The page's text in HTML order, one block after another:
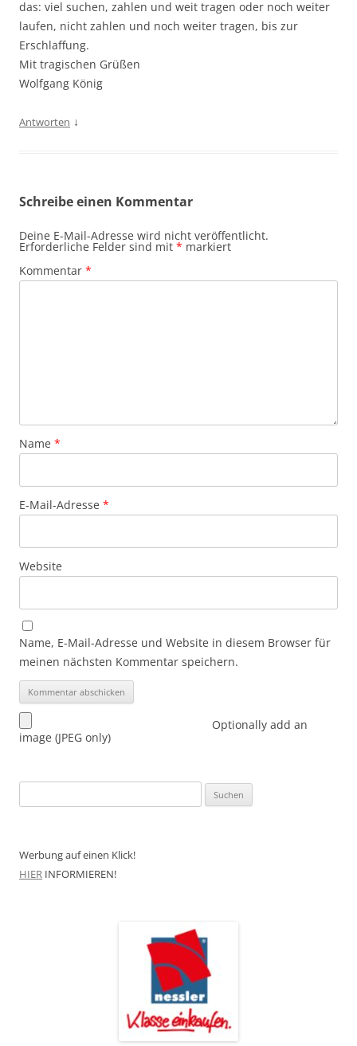
das: viel suchen, zahlen und weit tragen oder noch weiter
laufen, nicht zahlen und noch weiter tragen, bis zur
Erschlaffung.
Mit tragischen Grüßen
Wolfgang König
Antworten ↓
Schreibe einen Kommentar
Deine E-Mail-Adresse wird nicht veröffentlicht.
Erforderliche Felder sind mit * markiert
Kommentar *
Name *
E-Mail-Adresse *
Website
Name, E-Mail-Adresse und Website in diesem Browser für
meinen nächsten Kommentar speichern.
Optionally add an
image (JPEG only)
nach:
Werbung auf einen Klick!
HIER INFORMIEREN!